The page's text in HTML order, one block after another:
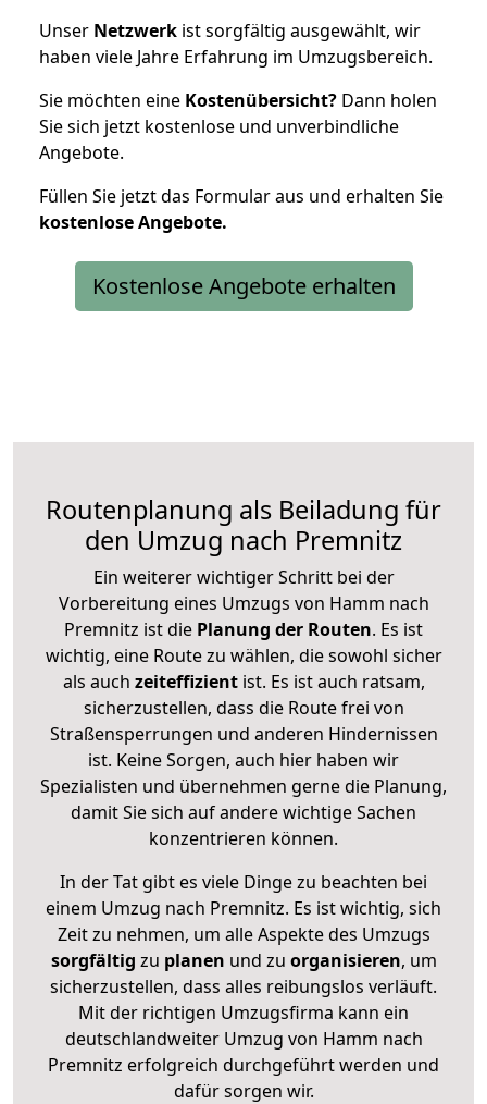
Unser Netzwerk ist sorgfältig ausgewählt, wir
haben viele Jahre Erfahrung im Umzugsbereich.
Sie möchten eine Kostenübersicht? Dann holen
Sie sich jetzt kostenlose und unverbindliche
Angebote.
Füllen Sie jetzt das Formular aus und erhalten Sie
kostenloseAngebote.
Kostenlose Angebote erhalten
Routenplanung als Beiladung für
den Umzug nach Premnitz
Ein weiterer wichtiger Schritt bei der
Vorbereitung eines Umzugs von Hamm nach
Premnitz ist die Planung der Routen. Es ist
wichtig, eine Route zu wählen, die sowohl sicher
als auch zeiteffizientist. Es ist auch ratsam,
sicherzustellen, dass die Route frei von
Straßensperrungen und anderen Hindernissen
ist. Keine Sorgen, auch hier haben wir
Spezialisten und übernehmen gerne die Planung,
damit Sie sich auf andere wichtige Sachen
konzentrieren können.
In der Tat gibt es viele Dinge zu beachten bei
einem Umzug nach Premnitz. Es ist wichtig, sich
Zeit zu nehmen, um alle Aspekte des Umzugs
sorgfältig zu planen und zu organisieren, um
sicherzustellen, dass alles reibungslos verläuft.
Mit der richtigen Umzugsfirma kann ein
deutschlandweiter Umzug von Hamm nach
Premnitz erfolgreich durchgeführt werden und
dafür sorgen wir.